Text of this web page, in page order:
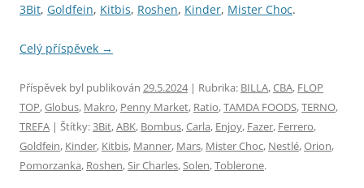
3Bit, Goldfein, Kitbis, Roshen, Kinder, Mister Choc.
Celý příspěvek →
Příspěvek byl publikován 29.5.2024| Rubrika: BILLA,CBA, FLOP
TOP,Globus, Makro, Penny Market, Ratio,TAMDA FOODS,TERNO,
TREFA | Štítky:3Bit,ABK, Bombus,Carla, Enjoy, Fazer, Ferrero,
Goldfein, Kinder, Kitbis, Manner, Mars, Mister Choc, Nestlé,Orion,
Pomorzanka, Roshen,Sir Charles,Solen,Toblerone.